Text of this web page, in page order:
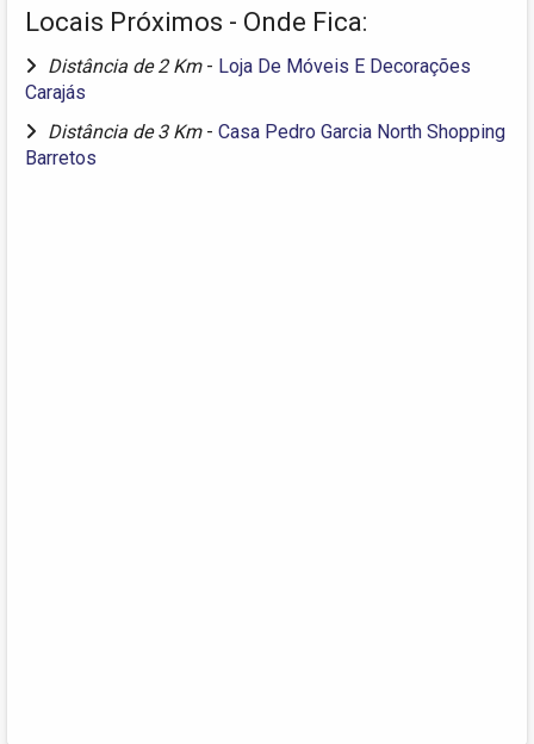
Locais Próximos - Onde Fica:
Distância de 2 Km - Loja De Móveis E Decorações
Carajás
Distância de 3 Km - Casa Pedro Garcia North Shopping
Barretos